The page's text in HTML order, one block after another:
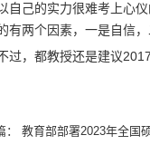
自己的实力很难考上心
有两个因素，一是自信
，都教授还是建议2017
： 教育部部署2023年全国